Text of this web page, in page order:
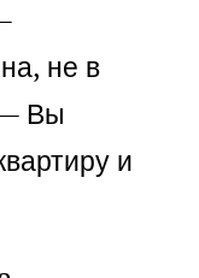
не в
— Вы
и